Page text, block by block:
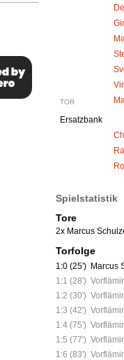
TOR
Ersatzbank
Spielstatistik
Tore
2x Marcus
Torfolge
1:0 (25') Marcus
1:1 (28')
1:2 (30')
1:3 (42')
1:4 (75')
1:5 (77')
1:6 (83')